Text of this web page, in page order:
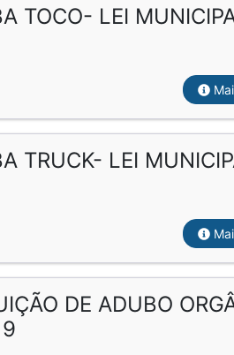
TOCO- LEI
TRUCK- LEI
DE ADUBO